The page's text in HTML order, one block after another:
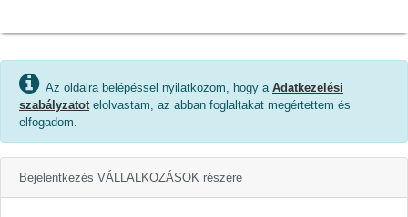
Az oldalra belépéssel nyilatkozom, hogy a Adatkezelési
szabályzatotelolvastam, az abban foglaltakat megértettem és
elfogadom.
Bejelentkezés VÁLLALKOZÁSOK részére